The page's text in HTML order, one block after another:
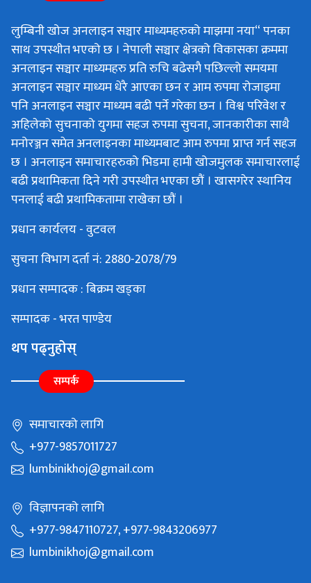
लुम्बिनी खोज अनलाइन सञ्चार माध्यमहरुको माझमा नया“ पनका
साथ उपस्थीत भएको छ । नेपाली सञ्चार क्षेत्रको विकासका क्रममा
अनलाइन सञ्चार माध्यमहरु प्रति रुचि बढेसगै पछिल्लो समयमा
अनलाइन सञ्चार माध्यम धेरै आएका छन र आम रुपमा रोजाइमा
पनि अनलाइन सञ्चार माध्यम बढी पर्ने गरेका छन । विश्व परिवेश र
अहिलेको सुचनाको युगमा सहज रुपमा सुचना, जानकारीका साथै
मनोरञ्जन समेत अनलाइनका माध्यमबाट आम रुपमा प्राप्त गर्न सहज
छ । अनलाइन समाचारहरुको भिडमा हामी खोजमुलक समाचारलाई
बढी प्रथामिकता दिने गरी उपस्थीत भएका छौं । खासगरेर स्थानिय
पनलाई बढी प्रथामिकतामा राखेका छौं ।
प्रधान कार्यलय - वुटवल
सुचना विभाग दर्ता नं: 2880-2078/79
प्रधान सम्पादक : बिक्रम खड्का
सम्पादक - भरत पाण्डेय
थप पढ्नुहोस्
सम्पर्क
समाचारको लागि
+977-9857011727
lumbinikhoj@gmail.com
विज्ञापनको लागि
+977-9847110727, +977-9843206977
lumbinikhoj@gmail.com